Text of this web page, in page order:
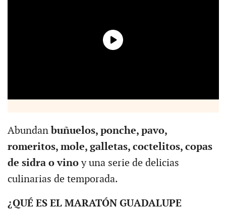
Abundanbuñuelos, ponche, pavo,
romeritos, mole, galletas, coctelitos, copas
de sidra o vinoy una serie de delicias
culinarias de temporada.
¿QUÉ ES EL MARATÓN GUADALUPE